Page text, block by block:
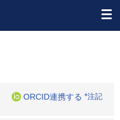
ORCID連携する *注記